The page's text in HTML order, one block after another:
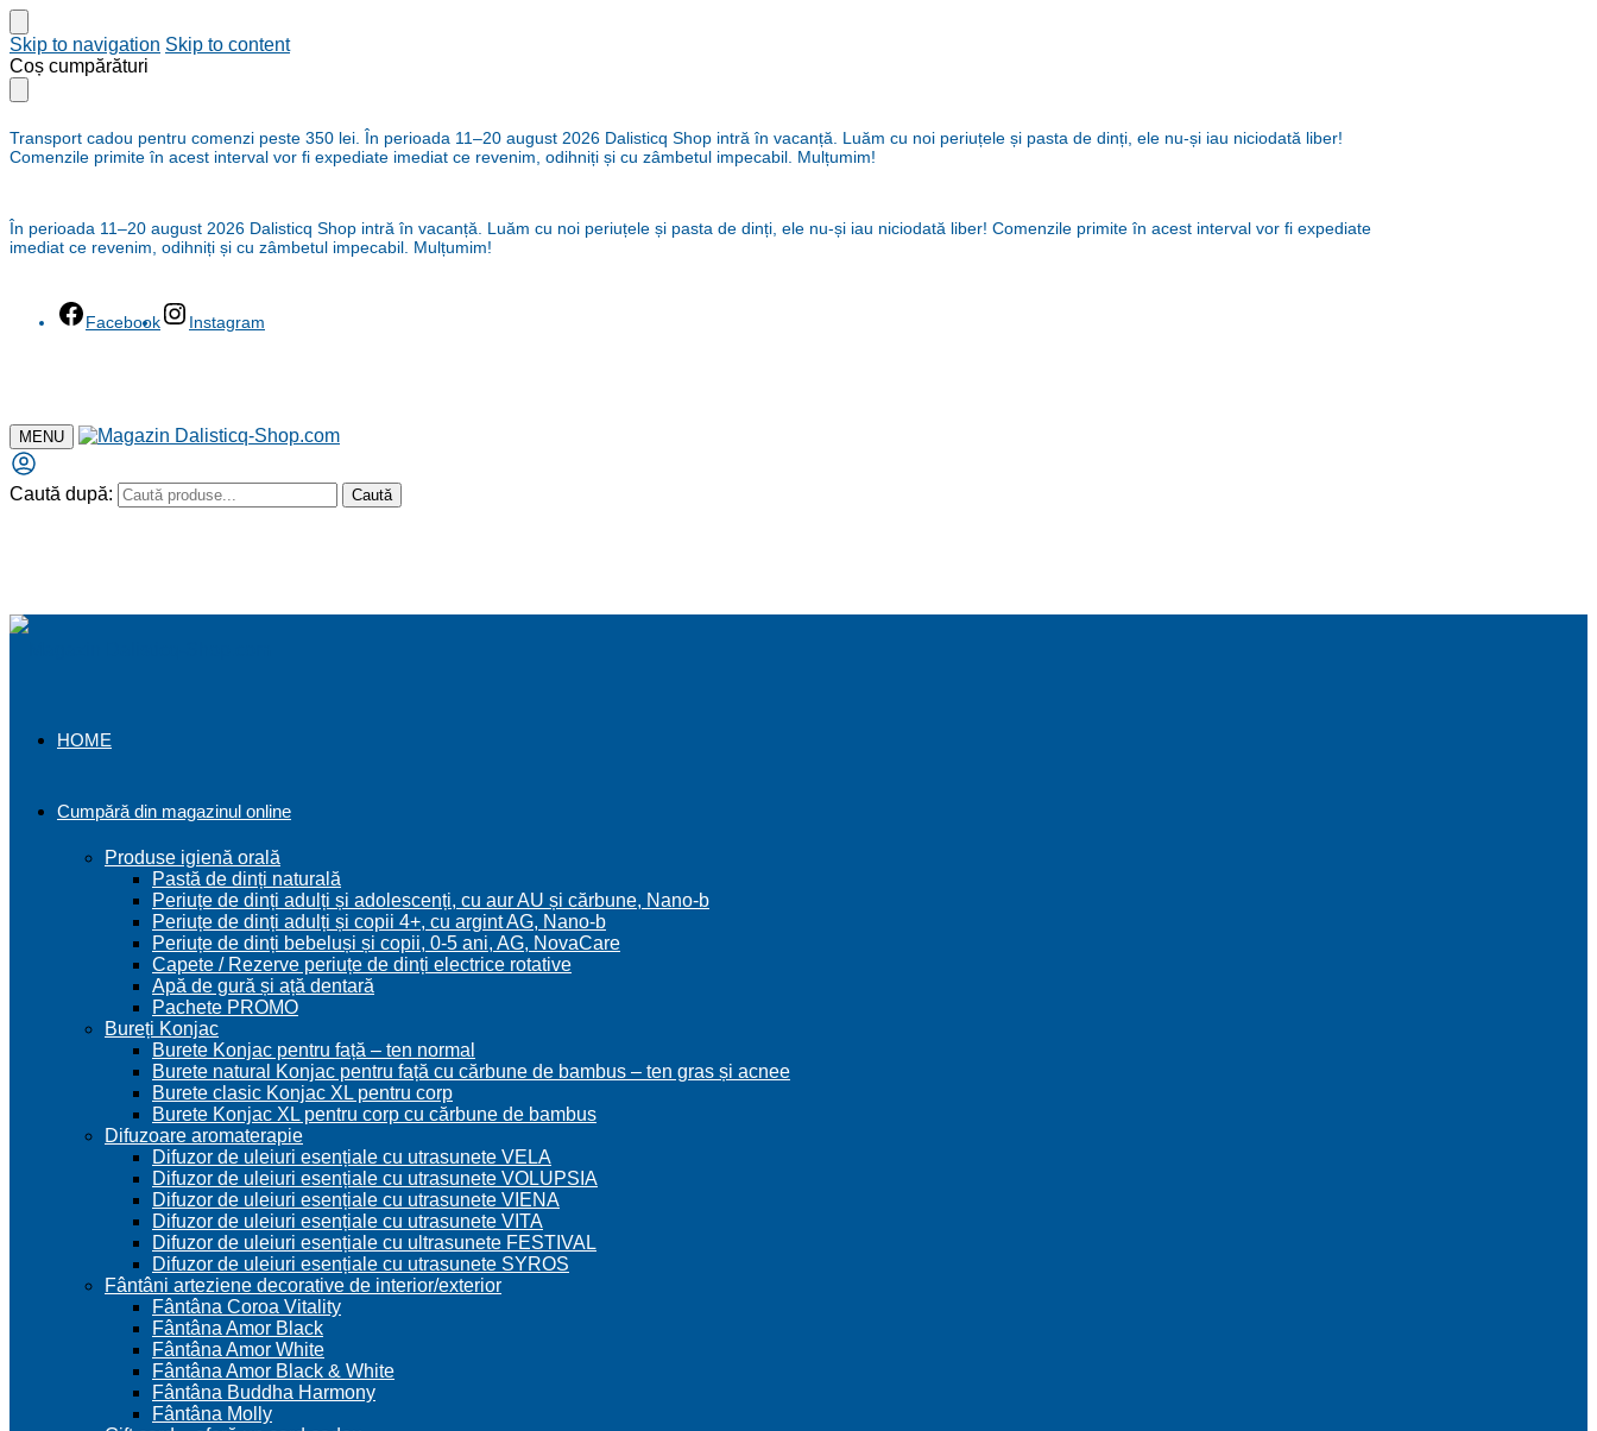
Skip to navigation Skip to content
Coș cumpărături
Transport cadou pentru comenzi peste 350 lei. În perioada 11–20 august 2026 Dalisticq Shop intră în vacanță. Luăm cu noi periuțele și pasta de dinți, ele nu-și iau niciodată liber!
Comenzile primite în acest interval vor fi expediate imediat ce revenim, odihniți și cu zâmbetul impecabil. Mulțumim!
În perioada 11–20 august 2026 Dalisticq Shop intră în vacanță. Luăm cu noi periuțele și pasta de dinți, ele nu-și iau niciodată liber! Comenzile primite în acest interval vor fi expediate
imediat ce revenim, odihniți și cu zâmbetul impecabil. Mulțumim!
Facebook Instagram
MENU
Caută după: Caută
HOME
Cumpără din magazinul online
Produse igienă orală
Pastă de dinți naturală
Periuțe de dinți adulți și adolescenți, cu aur AU și cărbune, Nano-b
Periuțe de dinți adulți și copii 4+, cu argint AG, Nano-b
Periuțe de dinți bebeluși și copii, 0-5 ani, AG, NovaCare
Capete / Rezerve periuțe de dinți electrice rotative
Apă de gură și ață dentară
Pachete PROMO
Bureți Konjac
Burete Konjac pentru față – ten normal
Burete natural Konjac pentru față cu cărbune de bambus – ten gras și acnee
Burete clasic Konjac XL pentru corp
Burete Konjac XL pentru corp cu cărbune de bambus
Difuzoare aromaterapie
Difuzor de uleiuri esențiale cu utrasunete VELA
Difuzor de uleiuri esențiale cu utrasunete VOLUPSIA
Difuzor de uleiuri esențiale cu utrasunete VIENA
Difuzor de uleiuri esențiale cu utrasunete VITA
Difuzor de uleiuri esențiale cu ultrasunete FESTIVAL
Difuzor de uleiuri esențiale cu utrasunete SYROS
Fântâni arteziene decorative de interior/exterior
Fântâna Coroa Vitality
Fântâna Amor Black
Fântâna Amor White
Fântâna Amor Black & White
Fântâna Buddha Harmony
Fântâna Molly